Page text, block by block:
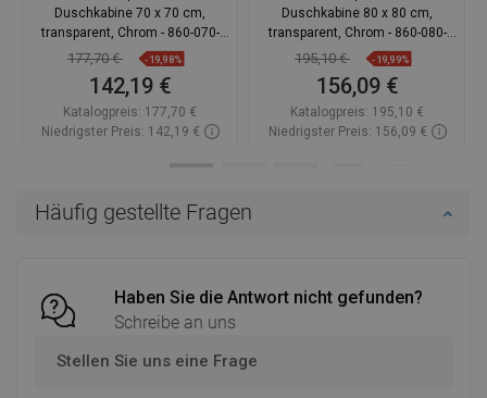
Häufig gestellte Fragen
Haben Sie die Antwort nicht gefunden?
Schreibe an uns
Stellen Sie uns eine Frage
Duschkabine 70 x 70 cm,
transparent, Chrom - 860-070-
070-01-00
177,70 € -19,98%
142,19 €
Katalogpreis: 177,70 €
Niedrigster Preis: 142,19 €
Duschkabine 80 x 80 cm,
transparent, Chrom - 860-080-
080-01-00
195,10 € -19,99%
156,09 €
Katalogpreis: 195,10 €
Niedrigster Preis: 156,09 €